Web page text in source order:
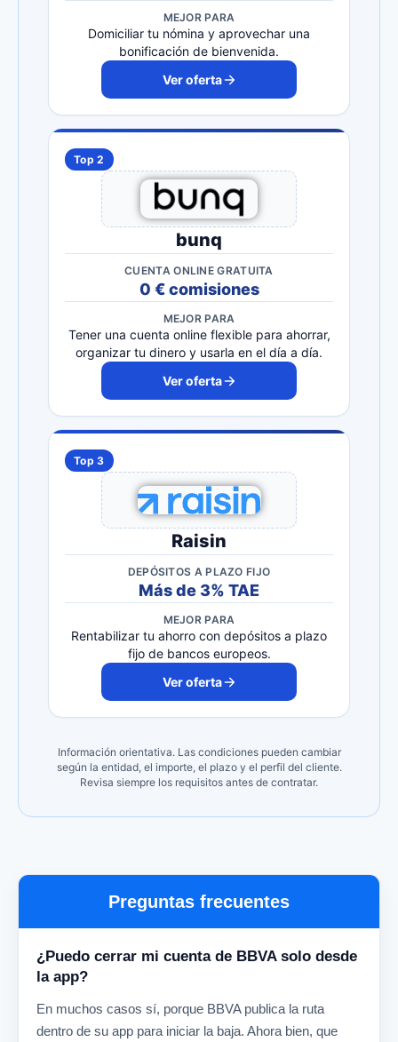
MEJOR PARA
Domiciliar tu nómina y aprovechar una
bonificación de bienvenida.
Ver oferta
Top 2
bunq
CUENTA ONLINE GRATUITA
0 € comisiones
MEJOR PARA
Tener una cuenta online flexible para ahorrar,
organizar tu dinero y usarla en el día a día.
Ver oferta
Top 3
Raisin
DEPÓSITOS A PLAZO FIJO
Más de 3% TAE
MEJOR PARA
Rentabilizar tu ahorro con depósitos a plazo
fijo de bancos europeos.
Ver oferta
Información orientativa. Las condiciones pueden cambiar
según la entidad, el importe, el plazo y el perfil del cliente.
Revisa siempre los requisitos antes de contratar.
Preguntas frecuentes
¿Puedo cerrar mi cuenta de BBVA solo desde
la app?
En muchos casos sí, porque BBVA publica la ruta
dentro de su app para iniciar la baja. Ahora bien, que